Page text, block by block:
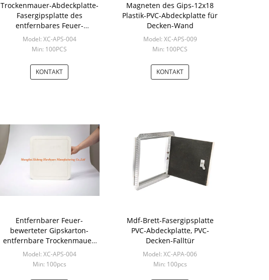
Trockenmauer-Abdeckplatte-
Fasergipsplatte des
entfernbares Feuer-
bewertete Gipskarton-16x16
Model: XC-APS-004
Min: 100PCS
KONTAKT
Magneten des Gips-12x18
Plastik-PVC-Abdeckplatte für
Decken-Wand
Model: XC-APS-009
Min: 100PCS
KONTAKT
Entfernbarer Feuer-
bewerteter Gipskarton-
entfernbare Trockenmauer,
die Abdeckplatte plombiert
Model: XC-APS-004
Min: 100pcs
Mdf-Brett-Fasergipsplatte
PVC-Abdeckplatte, PVC-
Decken-Falltür
Model: XC-APA-006
Min: 100pcs